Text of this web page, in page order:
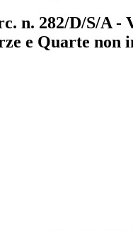
n. 282/D/S/A
e Quarte non